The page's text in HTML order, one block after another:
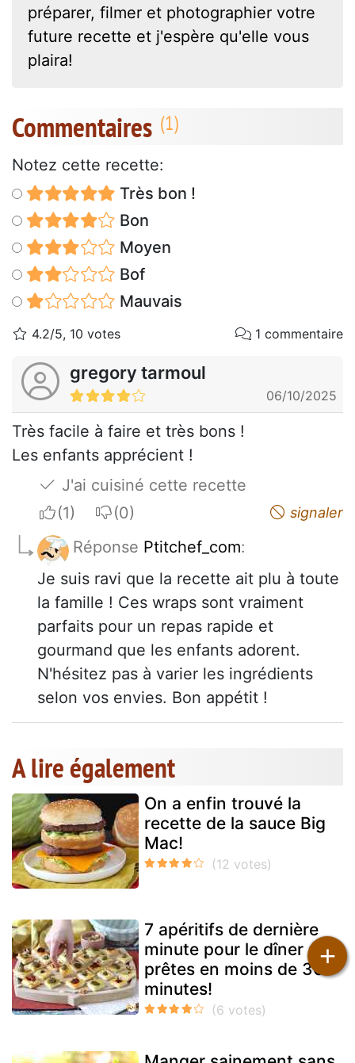
préparer, filmer et photographier votre
future recette et j'espère qu'elle vous
plaira!
Commentaires
Notez cette recette:
Très bon !
Bon
Moyen
Bof
Mauvais
4.2/5, 10 votes 1 commentaire
gregory tarmoul
06/10/2025
Très facile à faire et très bons !
Les enfants apprécient !
J'ai cuisiné cette recette
I apreciateI do not appreciate signaler
Réponse Ptitchef_com:
Je suis ravi que la recette ait plu à toute
la famille ! Ces wraps sont vraiment
parfaits pour un repas rapide et
gourmand que les enfants adorent.
N'hésitez pas à varier les ingrédients
selon vos envies. Bon appétit !
+
A lire également
On a enfin trouvé la
recette de la sauce Big
Mac!
7 apéritifs de dernière
minute pour le dîner :
prêtes en moins de 30
minutes!